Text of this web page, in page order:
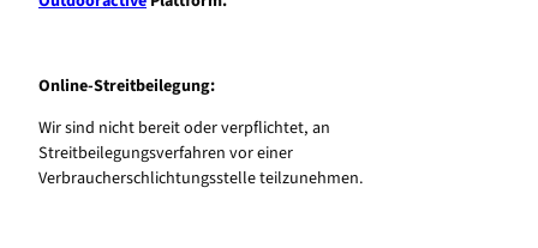
Online-Streitbeilegung:
Wir sind nicht bereit oder verpflichtet, an
Streitbeilegungsverfahren vor einer
Verbraucherschlichtungsstelle teilzunehmen.